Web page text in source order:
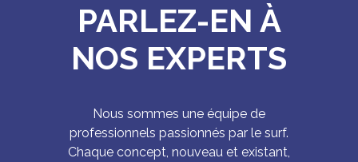
PARLEZ-EN À
NOS EXPERTS
Nous sommes une équipe de
professionnels passionnés par le surf.
Chaque concept, nouveau et existant,